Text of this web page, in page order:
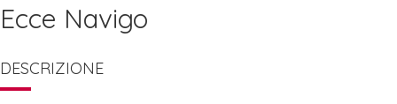
Ecce Navigo
DESCRIZIONE